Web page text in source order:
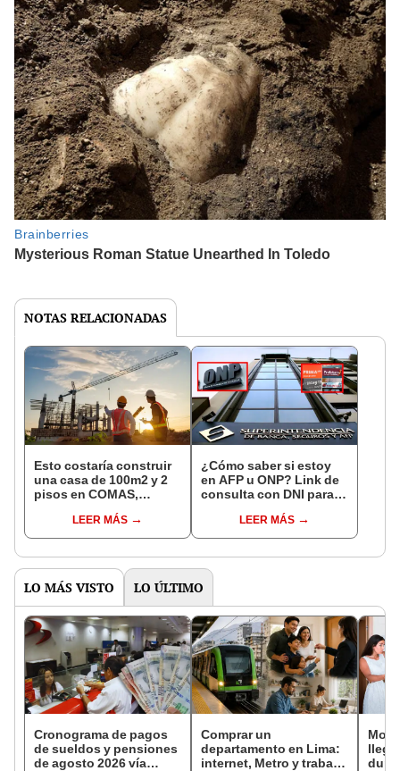
NOTAS RELACIONADAS
Esto costaría construir
una casa de 100m2 y 2
pisos en COMAS,
distritos de LIMA
NORTE
LEER MÁS
¿Cómo saber si estoy
en AFP u ONP? Link de
consulta con DNI para
pensiones estás
LEER MÁS
LO MÁS VISTO LO ÚLTIMO
Cronograma de pagos
de sueldos y pensiones
de agosto 2026 vía
Comprar un
departamento en Lima:
internet, Metro y trabajo
llegó